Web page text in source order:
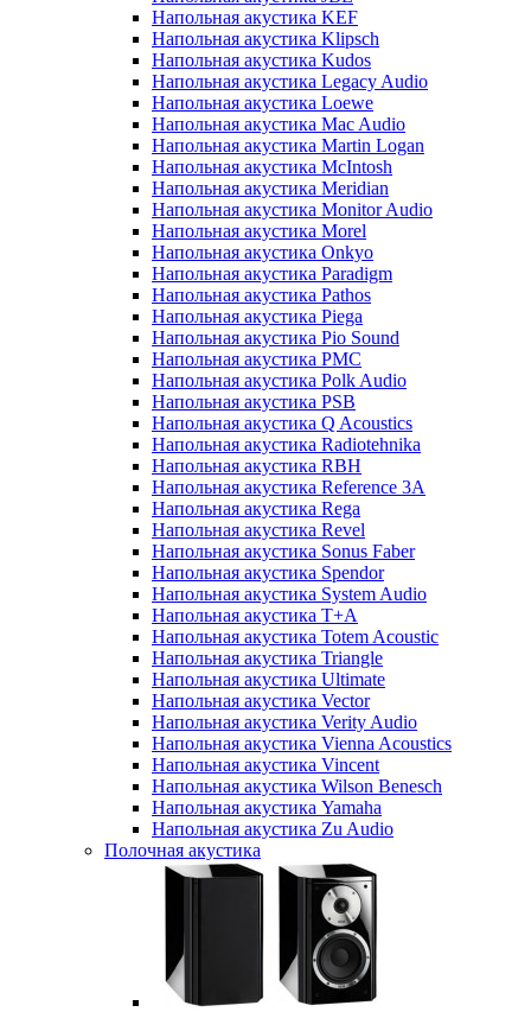
Напольная акустика KEF
Напольная акустика Klipsch
Напольная акустика Kudos
Напольная акустика Legacy Audio
Напольная акустика Loewe
Напольная акустика Mac Audio
Напольная акустика Martin Logan
Напольная акустика McIntosh
Напольная акустика Meridian
Напольная акустика Monitor Audio
Напольная акустика Morel
Напольная акустика Onkyo
Напольная акустика Paradigm
Напольная акустика Pathos
Напольная акустика Piega
Напольная акустика Pio Sound
Напольная акустика PMC
Напольная акустика Polk Audio
Напольная акустика PSB
Напольная акустика Q Acoustics
Напольная акустика Radiotehnika
Напольная акустика RBH
Напольная акустика Reference 3A
Напольная акустика Rega
Напольная акустика Revel
Напольная акустика Sonus Faber
Напольная акустика Spendor
Напольная акустика System Audio
Напольная акустика T+A
Напольная акустика Totem Acoustic
Напольная акустика Triangle
Напольная акустика Ultimate
Напольная акустика Vector
Напольная акустика Verity Audio
Напольная акустика Vienna Acoustics
Напольная акустика Vincent
Напольная акустика Wilson Benesch
Напольная акустика Yamaha
Напольная акустика Zu Audio
Полочная акустика